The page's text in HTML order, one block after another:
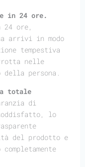
in 24 ore.
24 ore,
arrivi in modo
tempestiva
nelle
persona.
totale
di
lo
del prodotto e